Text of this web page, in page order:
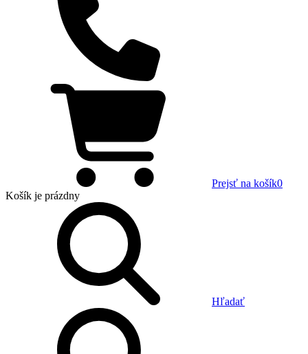
Prejsť na košík0
Košík je prázdny
Hľadať